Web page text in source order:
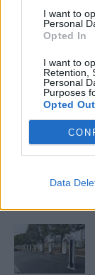
I want to
Personal
Opted In
I want to
Retention,
Personal
Purposes
Opted Out
Data